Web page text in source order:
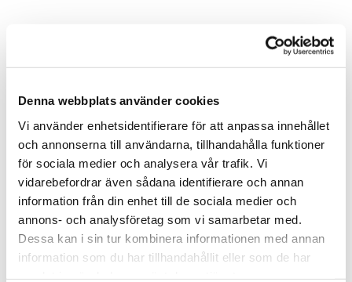
Denna webbplats använder cookies
Vi använder enhetsidentifierare för att anpassa innehållet
och annonserna till användarna, tillhandahålla funktioner
för sociala medier och analysera vår trafik. Vi
vidarebefordrar även sådana identifierare och annan
information från din enhet till de sociala medier och
annons- och analysföretag som vi samarbetar med.
Dessa kan i sin tur kombinera informationen med annan
information som du har tillhandahållit eller som de har